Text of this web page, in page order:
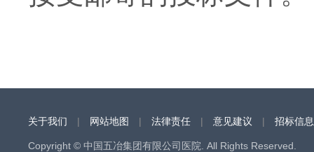
关于我们 | 网站地图 | 法律责任 | 意见建议 | 招标信息
Copyright © 中国五冶集团有限公司医院. All Rights Reserved.